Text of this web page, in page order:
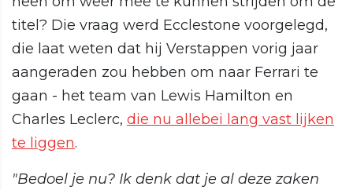
titel? Die vraag werd Ecclestone voorgelegd,
die laat weten dat hij Verstappen vorig jaar
aangeraden zou hebben om naar Ferrari te
gaan - het team van Lewis Hamilton en
Charles Leclerc, die nu allebei lang vast lijken
te liggen.
"Bedoel je nu? Ik denk dat je al deze zaken